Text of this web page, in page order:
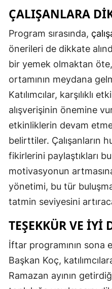
ÇALIŞANLARA
Program sırasında,
önerileri de dikkate
bir yemek olmaktan
ortamının meydana
Katılımcılar, karşılıklı
alışverişinin önemine
etkinliklerin devam
belirttiler. Çalışanların
fikirlerini paylaştıkları
motivasyonun
yönetimi, bu tür
tatmin seviyesini
TEŞEKKÜRVE İYI
İftar programının sona
Başkan Koç,
Ramazan ayının